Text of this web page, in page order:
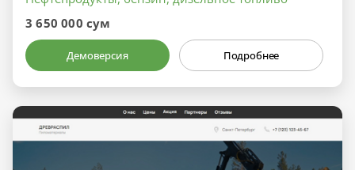
3 650 000 сум
Демоверсия Подробнее